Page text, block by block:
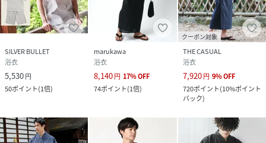
SILVER BULLET
浴衣
5,530円
50ポイント(1倍)
marukawa
浴衣
8,140円 17%OFF
74ポイント(1倍)
クーポン対象
THE CASUAL
浴衣
7,920円 9%OFF
720ポイント(10%ポイント
バック)